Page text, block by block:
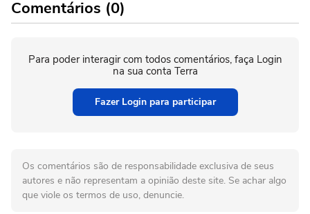
Comentários (0)
Para poder interagir com todos comentários, faça Login
na sua conta Terra
Fazer Login para participar
Os comentários são de responsabilidade exclusiva de seus
autores e não representam a opinião deste site. Se achar algo
que viole os termos de uso, denuncie.